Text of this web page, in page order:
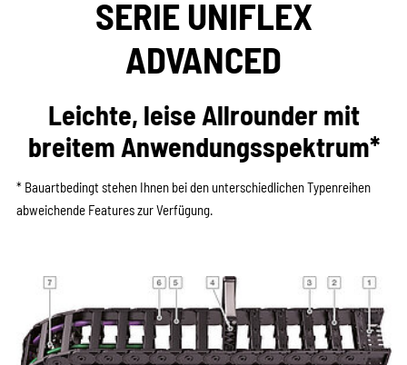
SERIE UNIFLEX
ADVANCED
Leichte, leise Allrounder mit
breitem Anwendungsspektrum*
* Bauartbedingt stehen Ihnen bei den ­unterschiedlichen Typenreihen
abweichende Features zur Verfügung.